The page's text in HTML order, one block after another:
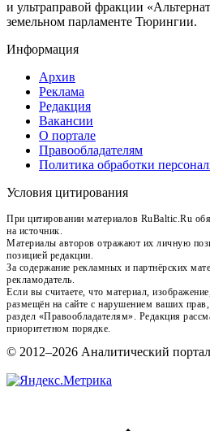
и ультраправой фракции
земельном парламенте Тюрингии.
Информация
Архив
Реклама
Редакция
Вакансии
О портале
Правообладателям
Политика обработки
Условия цитирования
При цитировании материалов RuBaltic.Ru
на источник.
Материалы авторов отражают их личную
позицией редакции.
За содержание рекламных и партнёрских
рекламодатель.
Если вы считаете, что материал,
размещён на сайте с нарушением ваших
раздел «Правообладателям». Редакция
приоритетном порядке.
© 2012–2026 Аналитический